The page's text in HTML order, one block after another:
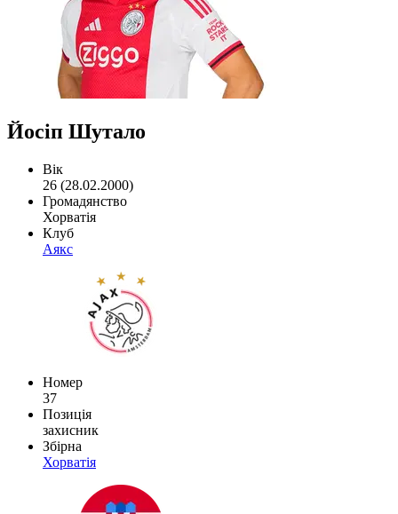
Йосіп Шутало
Вік
26 (28.02.2000)
Громадянство
Хорватія
Клуб
Аякс
Номер
37
Позиція
захисник
Збірна
Хорватія